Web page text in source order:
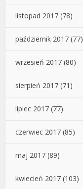
listopad 2017 (78)
październik 2017 (77)
wrzesień 2017 (80)
sierpień 2017 (71)
lipiec 2017 (77)
czerwiec 2017 (85)
maj 2017 (89)
kwiecień 2017 (103)